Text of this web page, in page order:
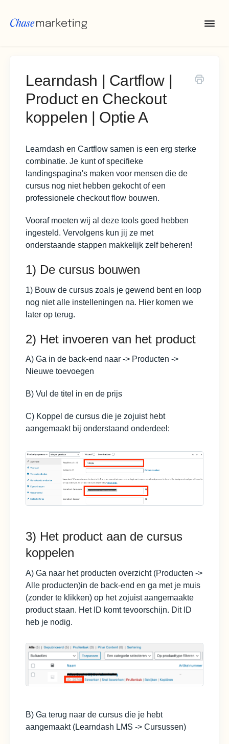
Algemeen
Websites
Webshops
Online Marketing
Learndash | Cartflow |
Product en Checkout
koppelen | Optie A
Learndash en Cartflow samen is een erg sterke
combinatie. Je kunt of specifieke
landingspagina's maken voor mensen die de
cursus nog niet hebben gekocht of een
professionele checkout flow bouwen.
Vooraf moeten wij al deze tools goed hebben
ingesteld. Vervolgens kun jij ze met
onderstaande stappen makkelijk zelf beheren!
1) De cursus bouwen
1) Bouw de cursus zoals je gewend bent en loop
nog niet alle instelleningen na. Hier komen we
later op terug.
2) Het invoeren van het product
A) Ga in de back-end naar -> Producten ->
Nieuwe toevoegen
B) Vul de titel in en de prijs
C) Koppel de cursus die je zojuist hebt
aangemaakt bij onderstaand onderdeel:
3) Het product aan de cursus
koppelen
A) Ga naar het producten overzicht (Producten ->
Alle producten)in de back-end en ga met je muis
(zonder te klikken) op het zojuist aangemaakte
product staan. Het ID komt tevoorschijn. Dit ID
heb je nodig.
B) Ga terug naar de cursus die je hebt
aangemaakt (Learndash LMS -> Cursussen)